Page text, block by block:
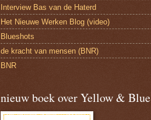
Interview Bas van de Haterd
Het Nieuwe Werken Blog (video)
Blueshots
de kracht van mensen (BNR)
BNR
nieuw boek over Yellow & Blue